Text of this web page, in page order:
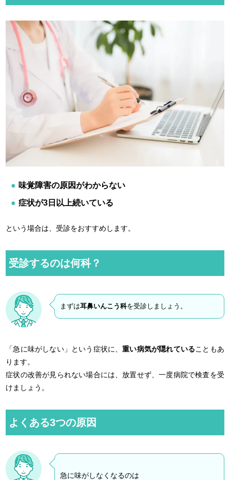
味覚障害の原因がわからない
症状が3日以上続いている
という場合は、受診をおすすめします。
受診するのは何科？
まずは耳鼻いんこう科を受診しましょう。
「急に味がしない」という症状に、重い病気が隠れていることもあ
ります。
症状の改善が見られない場合には、放置せず、一度病院で検査を受
けましょう。
よくある3つの原因
急に味がしなくなるのは